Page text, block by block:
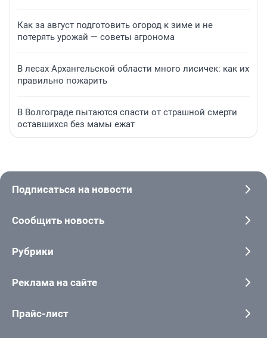
Как за август подготовить огород к зиме и не
потерять урожай — советы агронома
В лесах Архангельской области много лисичек: как их
правильно пожарить
В Волгограде пытаются спасти от страшной смерти
оставшихся без мамы ежат
Подписаться на новости
Сообщить новость
Рубрики
Реклама на сайте
Прайс-лист